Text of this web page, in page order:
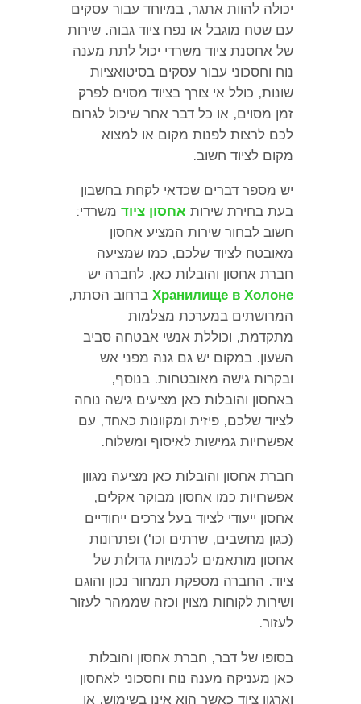
יכולה להוות אתגר, במיוחד עבור עסקים
עם שטח מוגבל או נפח ציוד גבוה. שירות
של אחסנת ציוד משרדי יכול לתת מענה
נוח וחסכוני עבור עסקים בסיטואציות
שונות, כולל אי צורך בציוד מסוים לפרק
זמן מסוים, או כל דבר אחר שיכול לגרום
לכם לרצות לפנות מקום או למצוא
מקום לציוד חשוב.
יש מספר דברים שכדאי לקחת בחשבון
בעת ​​בחירת שירות אחסון ציוד משרדי:
חשוב לבחור שירות המציע אחסון
מאובטח לציוד שלכם, כמו שמציעה
חברת אחסון והובלות כאן. לחברה יש
Хранилище в Холоне ברחוב הסתת,
המרושתים במערכת מצלמות
מתקדמת, וכוללת אנשי אבטחה סביב
השעון. במקום יש גם גנה מפני אש
ובקרות גישה מאובטחות. בנוסף,
באחסון והובלות כאן מציעים גישה נוחה
לציוד שלכם, פיזית ומקוונות כאחד, עם
אפשרויות גמישות לאיסוף ומשלוח.
חברת אחסון והובלות כאן מציעה מגוון
אפשרויות כמו אחסון מבוקר אקלים,
אחסון ייעודי לציוד בעל צרכים ייחודיים
(כגון מחשבים, שרתים וכו') ופתרונות
אחסון מותאמים לכמויות גדולות של
ציוד. החברה מספקת תמחור נכון והוגם
ושירות לקוחות מצוין וכזה שממהר לעזור
לעזור.
בסופו של דבר, חברת אחסון והובלות
כאן מעניקה מענה נוח וחסכוני לאחסון
וארגון ציוד כאשר הוא אינו בשימוש, או